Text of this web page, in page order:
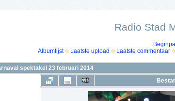
Radio Stad
Albumlijst
Laatste upload Laatste commentaar
spektakel 23 februari 2014